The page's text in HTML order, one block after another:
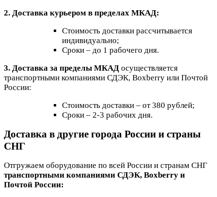
2. Доставка курьером в пределах МКАД:
Стоимость доставки рассчитывается
индивидуально;
Сроки – до 1 рабочего дня.
3. Доставка за пределы МКАД осуществляется
транспортными компаниями СДЭК, Boxberry или Почтой
России:
Стоимость доставки – от 380 рублей;
Сроки – 2-3 рабочих дня.
Доставка в другие города России и страны
СНГ
Отгружаем оборудование по всей России и странам СНГ
транспортными компаниями СДЭК, Boxberry и
Почтой России: